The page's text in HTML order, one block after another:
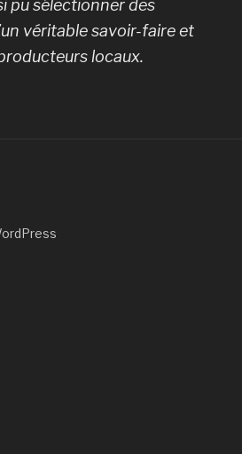
pu sélectionner des
véritable savoir-faire et
locaux.